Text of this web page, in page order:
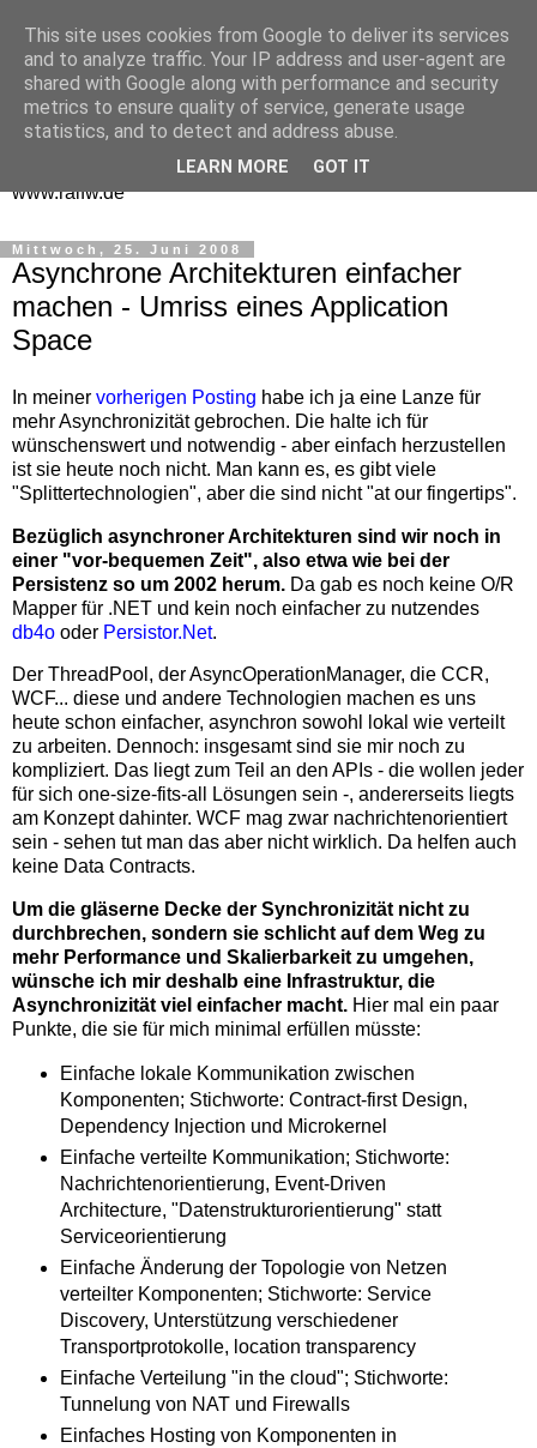
One Man Think Tank
Gedanken
Spontanes und Überlegtes aus meinem "Denkraum" -
www.ralfw.de
Mittwoch, 25. Juni 2008
Asynchrone Architekturen einfacher
machen - Umriss eines Application
Space
In meiner vorherigen Posting habe ich ja eine Lanze für
mehr Asynchronizität gebrochen. Die halte ich für
wünschenswert und notwendig - aber einfach herzustellen
ist sie heute noch nicht. Man kann es, es gibt viele
"Splittertechnologien", aber die sind nicht "at our fingertips".
Bezüglich asynchroner Architekturen sind wir noch in
einer "vor-bequemen Zeit", also etwa wie bei der
Persistenz so um 2002 herum. Da gab es noch keine O/R
Mapper für .NET und kein noch einfacher zu nutzendes
db4o oder Persistor.Net.
Der ThreadPool, der AsyncOperationManager, die CCR,
WCF... diese und andere Technologien machen es uns
heute schon einfacher, asynchron sowohl lokal wie verteilt
zu arbeiten. Dennoch: insgesamt sind sie mir noch zu
kompliziert. Das liegt zum Teil an den APIs - die wollen jeder
für sich one-size-fits-all Lösungen sein -, andererseits liegts
am Konzept dahinter. WCF mag zwar nachrichtenorientiert
sein - sehen tut man das aber nicht wirklich. Da helfen auch
keine Data Contracts.
Um die gläserne Decke der Synchronizität nicht zu
durchbrechen, sondern sie schlicht auf dem Weg zu
mehr Performance und Skalierbarkeit zu umgehen,
wünsche ich mir deshalb eine Infrastruktur, die
Asynchronizität viel einfacher macht. Hier mal ein paar
Punkte, die sie für mich minimal erfüllen müsste:
Einfache lokale Kommunikation zwischen
Komponenten; Stichworte: Contract-first Design,
Dependency Injection und Microkernel
Einfache verteilte Kommunikation; Stichworte:
Nachrichtenorientierung, Event-Driven
Architecture, "Datenstrukturorientierung" statt
Serviceorientierung
Einfache Änderung der Topologie von Netzen
verteilter Komponenten; Stichworte: Service
Discovery, Unterstützung verschiedener
Transportprotokolle, location transparency
Einfache Verteilung "in the cloud"; Stichworte:
Tunnelung von NAT und Firewalls
Einfaches Hosting von Komponenten in
This site uses cookies from Google to deliver its services
and to analyze traffic. Your IP address and user-agent are
shared with Google along with performance and security
metrics to ensure quality of service, generate usage
statistics, and to detect and address abuse.
LEARN MORE GOT IT